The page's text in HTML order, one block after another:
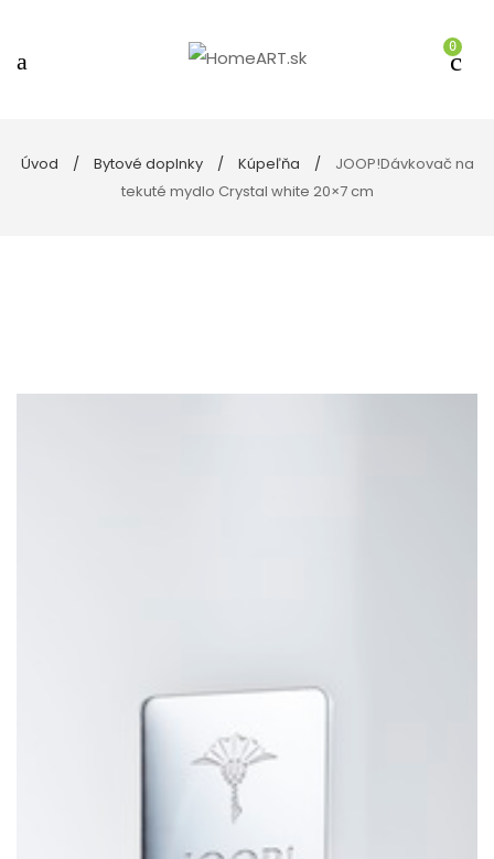
0
Úvod Bytové doplnky Kúpeľňa
JOOP!Dávkovač na
tekuté mydlo Crystal white 20×7 cm